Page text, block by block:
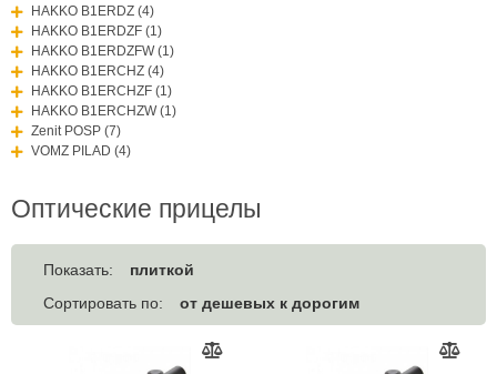
HAKKO B1ERDZ (4)
HAKKO B1ERDZF (1)
HAKKO B1ERDZFW (1)
HAKKO B1ERCHZ (4)
HAKKO B1ERCHZF (1)
HAKKO B1ERCHZW (1)
Zenit POSP (7)
VOMZ PILAD (4)
Оптические прицелы
Показать:
плиткой
Сортировать по:
от дешевых к дорогим